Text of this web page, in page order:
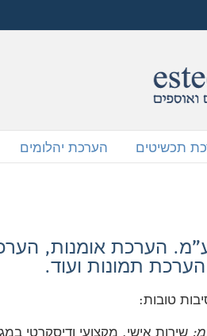
תכשיטים הערכת יהלומים
הערכת אומנות,
תמונות ועוד.
טובות: